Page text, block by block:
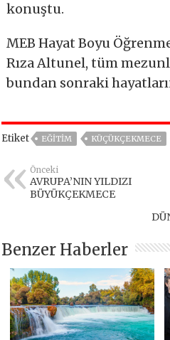
konuştu.
MEB Hayat Boyu
Rıza Altunel, tüm
bundan sonraki
Etiket EĞITIM KÜÇÜKÇEKMECE
Önceki
AVRUPA’NIN YILDIZI
BÜYÜKÇEKMECE
Benzer Haberler